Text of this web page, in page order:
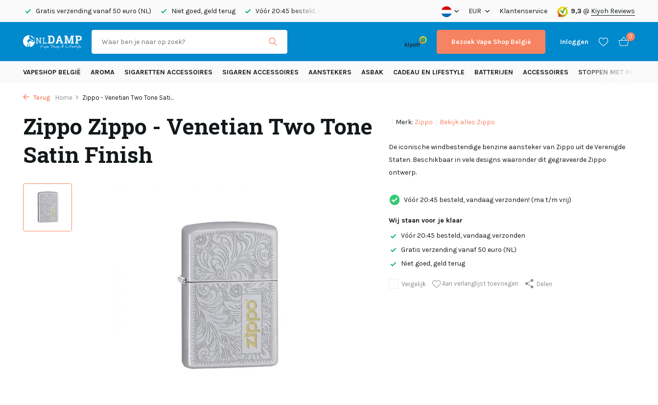
Gratis verzending vanaf 50 euro (NL) Niet goed, geld terug Vóór 20:45 besteld, vandaag verzonden Gratis verzending vanaf 50 euro (NL)
EUR Klantenservice 9,3 @ Kiyoh Reviews
Bezoek Vape Shop België Inloggen
Account aanmaken
0
VAPESHOP BELGIË AROMA SIGARETTEN ACCESSOIRES SIGAREN ACCESSOIRES AANSTEKERS ASBAK CADEAU EN LIFESTYLE BATTERIJEN ACCESSOIRES STOPPEN MET ROKEN
Terug Home Zippo - Venetian Two Tone Sati...
Zippo Zippo - Venetian Two Tone
Satin Finish
Merk: Zippo Bekijk alles Zippo
De iconische windbestendige benzine aansteker van Zippo uit de Verenigde
Staten. Beschikbaar in vele designs waaronder dit gegraveerde Zippo
ontwerp.
Vóór 20:45 besteld, vandaag verzonden! (ma t/m vrij)
Wij staan voor je klaar
Vóór 20:45 besteld, vandaag verzonden
Gratis verzending vanaf 50 euro (NL)
Niet goed, geld terug
Vergelijk Aan verlanglijst toevoegen Delen